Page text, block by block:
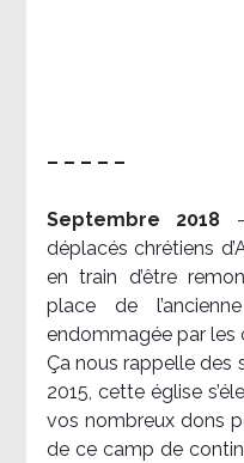
– – – – –
Septembre 2018
déplacés chrétiens
en train d’être
place de
endommagée par les
Ça nous rappelle des
2015, cette église
vos nombreux dons
de ce camp de